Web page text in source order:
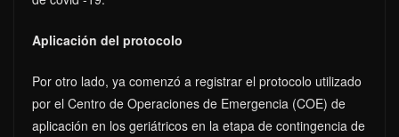
Aplicación del protocolo
Por otro lado, ya comenzó a registrar el protocolo utilizado
por el Centro de Operaciones de Emergencia (COE) de
aplicación en los geriátricos en la etapa de contingencia de